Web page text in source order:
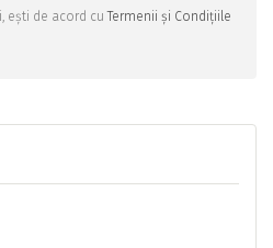
ești de acord cuTermenii și Condițiile